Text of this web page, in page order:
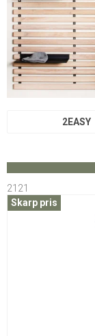
2EASY
2121
Skarp pris